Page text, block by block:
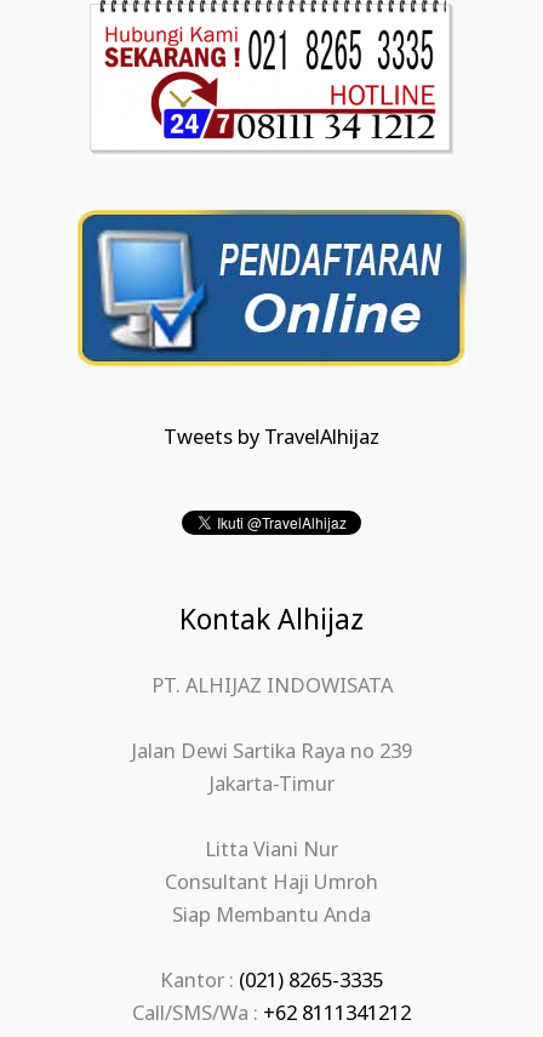
Tweets by TravelAlhijaz
Kontak Alhijaz
PT. ALHIJAZ INDOWISATA
Jalan Dewi Sartika Raya no 239
Jakarta-Timur
Litta Viani Nur
Consultant Haji Umroh
Siap Membantu Anda
Kantor : (021) 8265-3335
Call/SMS/Wa : +62 8111341212